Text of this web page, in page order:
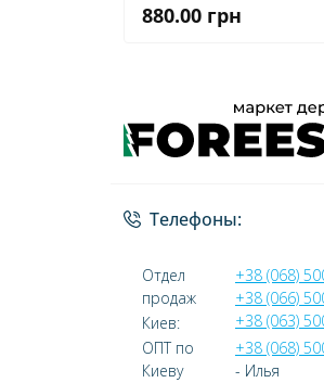
880.00 грн
Телефоны:
Отдел
продаж
Киев:
+38 (068)
+38 (066)
+38 (063)
ОПТ по
Киеву
+38 (068)
- Илья